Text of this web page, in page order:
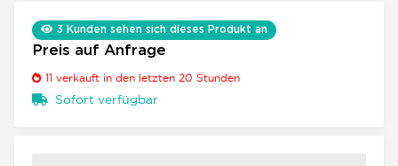
3 Kunden sehen sich dieses Produkt an
Preis auf Anfrage
11 verkauft in den letzten 20 Stunden
Sofort verfügbar